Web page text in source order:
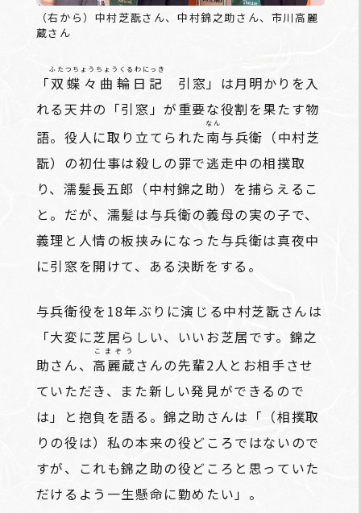
（右から）中村芝翫さん、中村錦之助さん、市川高麗
蔵さん
「双蝶々曲輪日記
ふたつちょうちょうくるわにっき
引窓」は月明かりを入
れる天井の「引窓」が重要な役割を果たす物
語。役人に取り立てられた南
なん
与兵衛（中村芝
翫）の初仕事は殺しの罪で逃走中の相撲取
り、濡髪長五郎（中村錦之助）を捕らえるこ
と。だが、濡髪は与兵衛の義母の実の子で、
義理と人情の板挟みになった与兵衛は真夜中
に引窓を開けて、ある決断をする。
与兵衛役を18年ぶりに演じる中村芝翫さんは
「大変に芝居らしい、いいお芝居です。錦之
助さん、高麗蔵
こまぞう
さんの先輩2人とお相手させ
ていただき、また新しい発見ができるので
は」と抱負を語る。錦之助さんは「（相撲取
りの役は）私の本来の役どころではないので
すが、これも錦之助の役どころと思っていた
だけるよう一生懸命に勤めたい」。